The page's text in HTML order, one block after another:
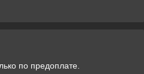
по предоплате.